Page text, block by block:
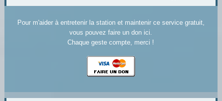
Pour m'aider à entretenir la station et maintenir ce service gratuit,
vous pouvez faire un don ici.
Chaque geste compte, merci !